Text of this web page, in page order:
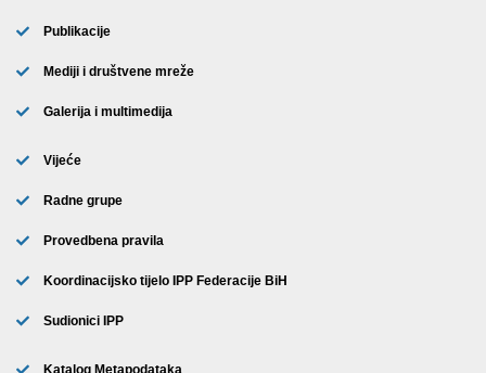
Publikacije
Mediji i društvene mreže
Galerija i multimedija
Vijeće
Radne grupe
Provedbena pravila
Koordinacijsko tijelo IPP Federacije BiH
Sudionici IPP
Katalog Metapodataka